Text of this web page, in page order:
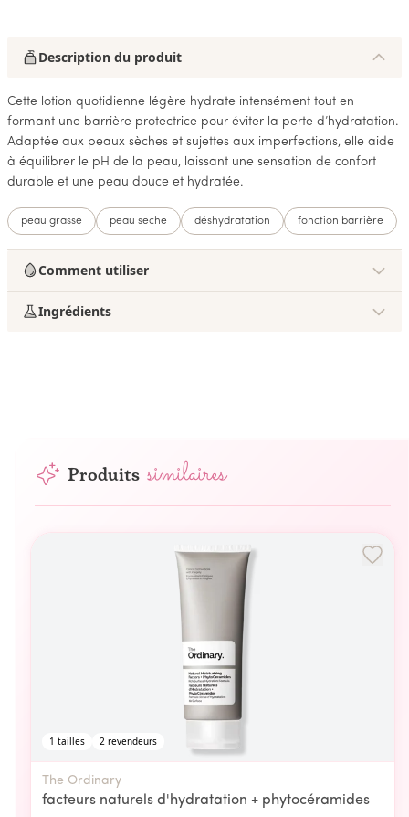
Description du produit
Cette lotion quotidienne légère hydrate intensément tout en
formant une barrière protectrice pour éviter la perte d’hydratation.
Adaptée aux peaux sèches et sujettes aux imperfections, elle aide
à équilibrer le pH de la peau, laissant une sensation de confort
durable et une peau douce et hydratée.
peau grasse peau seche déshydratation fonction barrière
Comment utiliser
Ingrédients
Produits similaires
1 tailles 2revendeurs
The Ordinary
facteurs naturels d'hydratation + phytocéramides